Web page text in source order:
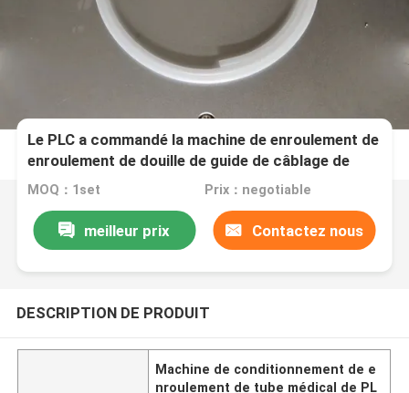
Le PLC a commandé la machine de enroulement de
enroulement de douille de guide de câblage de
machine de conditionnement de tube médical
MOQ：1set Prix：negotiable
meilleur prix Contactez nous
DESCRIPTION DE PRODUIT
Machine de conditionnement de e
nroulement de tube médical de PL